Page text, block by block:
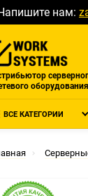
нам:
оборудования
ВСЕ КАТЕГОРИИ